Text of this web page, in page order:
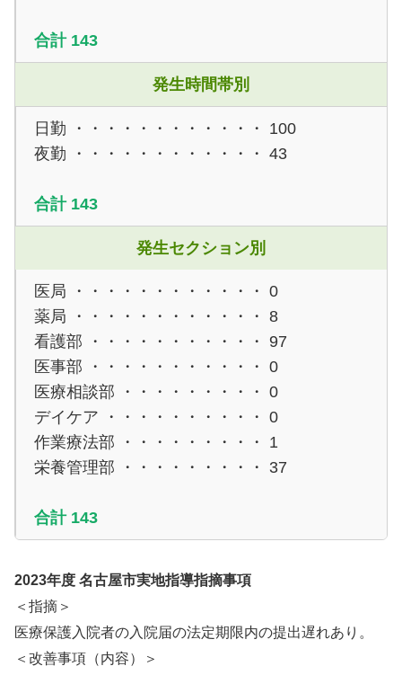
合計 143
発生時間帯別
日勤 ・・・・・・・・・・・・
100
夜勤 ・・・・・・・・・・・・ 43
合計 143
発生セクション別
医局 ・・・・・・・・・・・・ 0
薬局 ・・・・・・・・・・・・ 8
看護部 ・・・・・・・・・・・ 97
医事部 ・・・・・・・・・・・ 0
医療相談部 ・・・・・・・・・ 0
デイケア ・・・・・・・・・・ 0
作業療法部 ・・・・・・・・・
1
栄養管理部 ・・・・・・・・・
37
合計 143
2023年度 名古屋市実地指導指摘事項
＜指摘＞
医療保護入院者の入院届の法定期限内の提出遅れあり。
＜改善事項（内容）＞